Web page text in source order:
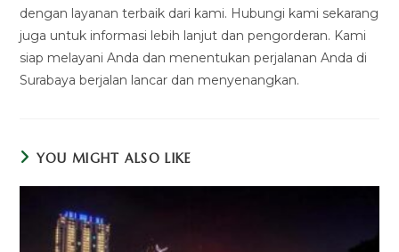
dengan layanan terbaik dari kami. Hubungi kami sekarang
juga untuk informasi lebih lanjut dan pengorderan. Kami
siap melayani Anda dan menentukan perjalanan Anda di
Surabaya berjalan lancar dan menyenangkan.
YOU MIGHT ALSO LIKE